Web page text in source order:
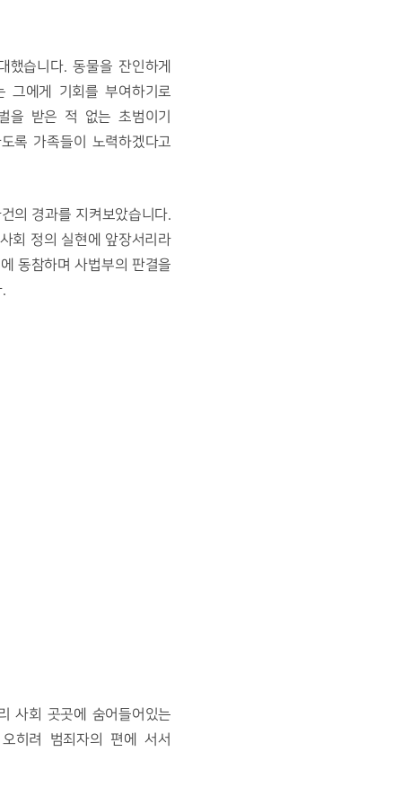
습니다. 동물을 잔인하게
그에게 기회를 부여하기로
을 받은 적 없는 초범이기
록 가족들이 노력하겠다고
회 정의 실현에 앞장서리라
동참하며 사법부의 판결을
사회 곳곳에 숨어들어있는
히려 범죄자의 편에 서서